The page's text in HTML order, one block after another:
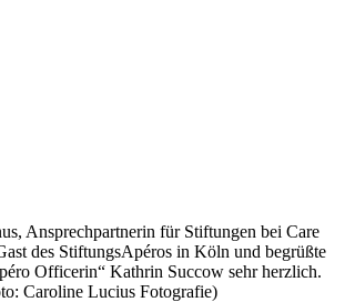
Ansprechpartnerin für Stiftungen bei Care
des StiftungsApéros in Köln und begrüßte
Officerin“ Kathrin Succow sehr herzlich.
Caroline Lucius Fotografie)